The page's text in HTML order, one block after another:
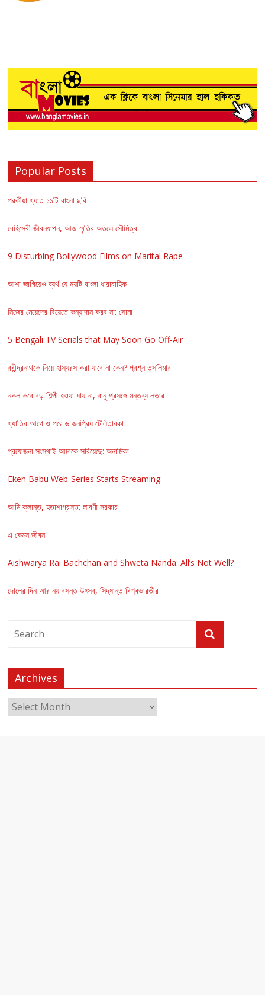
Popular Posts
পরকীয়া খ্যাত ১১টি বাংলা ছবি
বেহিসেবী জীবনযাপন, আজ স্মৃতির অতলে সৌমিত্র
9 Disturbing Bollywood Films on Marital Rape
আশা জাগিয়েও ব্যর্থ যে নয়টি বাংলা ধারাবাহিক
নিজের মেয়েদের বিয়েতে কন্যাদান করব না: সোমা
5 Bengali TV Serials that May Soon Go Off-Air
রবীন্দ্রনাথকে নিয়ে হাস্যরস করা যাবে না কেন? প্রশ্ন তসলিমার
নকল করে বড় শিল্পী হওয়া যায় না, রানু প্রসঙ্গে মন্তব্য লতার
খ্যাতির আগে ও পরে ৬ জনপ্রিয় টেলিতারকা
প্রযোজনা সংস্থাই আমাকে সরিয়েছে: অনামিকা
Eken Babu Web-Series Starts Streaming
আমি ক্লান্ত, হতাশাগ্রস্ত: লাবণী সরকার
এ কেমন জীবন
Aishwarya Rai Bachchan and Shweta Nanda: All’s Not Well?
দোলের দিন আর নয় বসন্ত উৎসব, সিদ্ধান্ত বিশ্বভারতীর
Archives